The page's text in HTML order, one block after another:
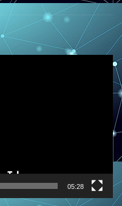
05:28